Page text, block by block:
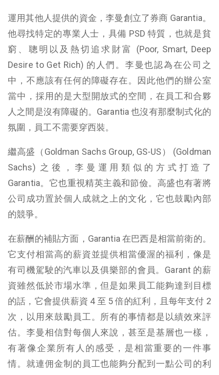
運用其他人提供的資金，李曼創立了券商 Garantia。
他尋找特定的專業人士，具備 PSD 特質，也就是貧
窮 、聰明以及熱切追求財富
(Poor, Smart, Deep
Desire to Get Rich) 的人們。李曼也認為在公司之
中，不應該有任何的障礙存在。因此他們的辦公室
當中，採用的是大型開放式的空間，在員工和合夥
人之間是沒有障礙的。Garantia 也沒有那麼制式化的
氛圍，員工不需要穿西裝。
繼高盛（Goldman Sachs Group, GS-US） (Goldman
Sachs) 之後，李曼運用類似的方式打造了
Garantia。它也重視精英主義和節儉。高盛也有著將
公司成功置於個人成就之上的文化，它也鼓勵內部
的競爭。
在薪酬的補貼方面，Garantia 在巴西是相當前衛的。
它支付相當高的薪資並提供相當優渥的福利，像是
有司機駕駛的汽車以及俱樂部的會員。Garant 的薪
資雖然低於市場水準，但是如果員工能夠達到目標
的話，它會提供薪資 4 至 5 倍的紅利，且每年支付 2
次，以用來鼓勵員工。所有的事情都是以績效來評
估。李曼相信對每個人來說，甚至是基層也一樣，
有著像企業所有人的感受，是相當重要的一件事
情。就連佣金制的員工也能夠分配到一點公司的利